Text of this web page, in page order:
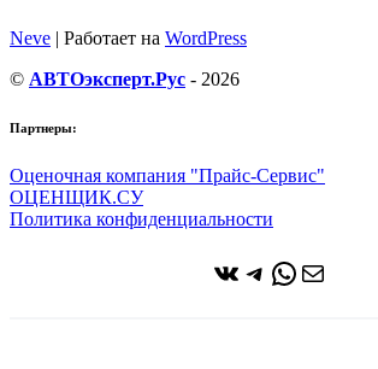
Neve | Работает на WordPress
© АВТОэксперт.Рус - 2026
Партнеры:
Оценочная компания "Прайс-Сервис"
ОЦЕНЩИК.СУ
Политика конфиденциальности
ВКонтакте
Telegram
WhatsApp
Почта